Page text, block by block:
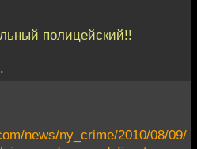
полицейский!!
news/ny_crime/2010/08/09/